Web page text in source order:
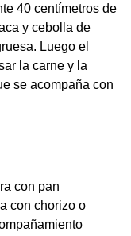
40 centímetros de
y cebolla de
Luego el
la carne y la
se acompaña con
con pan
con chorizo o